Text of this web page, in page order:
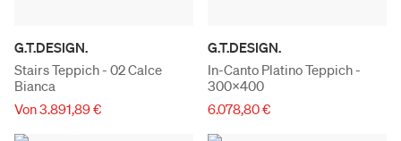
G.T.DESIGN.
Stairs Teppich - 02 Calce
Bianca
Von 3.891,89 €
G.T.DESIGN.
In-Canto Platino Teppich -
300x400
6.078,80 €